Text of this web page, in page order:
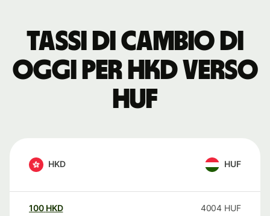
Tassi di cambio di
oggi per HKD verso
HUF
HKD HUF
100 HKD 4004 HUF